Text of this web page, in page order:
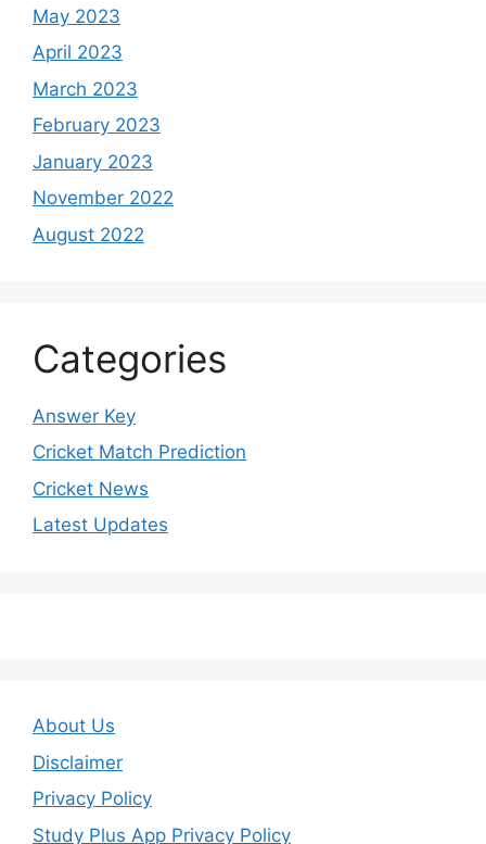
May 2023
April 2023
March 2023
February 2023
January 2023
November 2022
August 2022
Categories
Answer Key
Cricket Match Prediction
Cricket News
Latest Updates
About Us
Disclaimer
Privacy Policy
Study Plus App Privacy Policy